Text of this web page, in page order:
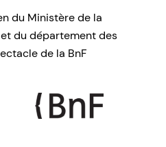
du Ministère de la
du département des
de la BnF